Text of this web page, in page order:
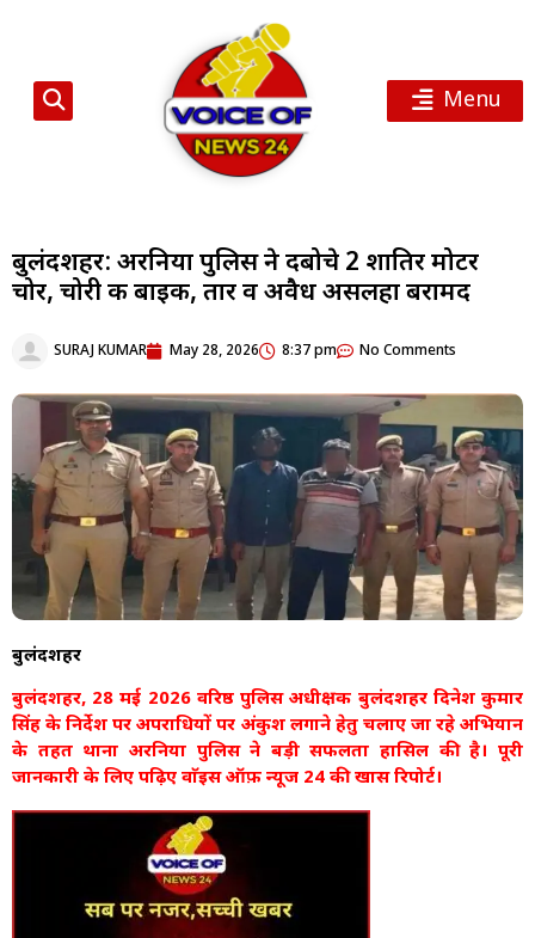
Menu
बुलंदशहर: अरनिया पुलिस ने दबोचे 2 शातिर मोटर
चोर, चोरी की बाइक, तार व अवैध असलहा बरामद
SURAJ KUMAR May 28, 2026 8:37 pm No Comments
बुलंदशहर
बुलंदशहर, 28 मई 2026 वरिष्ठ पुलिस अधीक्षक बुलंदशहर दिनेश कुमार
सिंह के निर्देश पर अपराधियों पर अंकुश लगाने हेतु चलाए जा रहे अभियान
के तहत थाना अरनिया पुलिस ने बड़ी सफलता हासिल की है। पूरी
जानकारी के लिए पढ़िए वाॅइस ऑफ़ न्यूज 24 की खास रिपोर्ट।